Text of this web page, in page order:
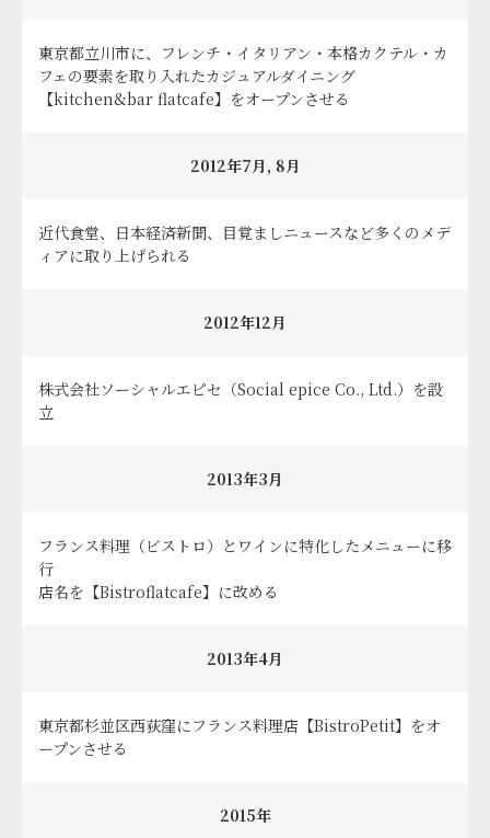
東京都立川市に、フレンチ・イタリアン・本格カクテル・カ
フェの要素を取り入れたカジュアルダイニング
【kitchen&bar flatcafe】をオープンさせる
2012年7月, 8月
近代食堂、日本経済新聞、目覚ましニュースなど多くのメデ
ィアに取り上げられる
2012年12月
株式会社ソーシャルエピセ（Social epice Co., Ltd.）を設
立
2013年3月
フランス料理（ビストロ）とワインに特化したメニューに移
行
店名を【Bistroflatcafe】に改める
2013年4月
東京都杉並区西荻窪にフランス料理店【BistroPetit】をオ
ープンさせる
2015年